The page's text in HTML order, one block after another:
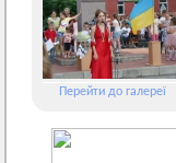
Перейти до галереї